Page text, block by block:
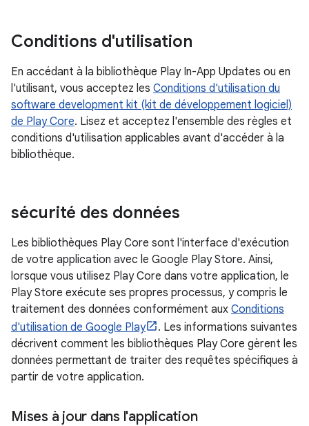
Conditions d'utilisation
En accédant à la bibliothèque Play In-App Updates ou en
l'utilisant, vous acceptez les Conditions d'utilisation du
software development kit (kit de développement logiciel)
de Play Core. Lisez et acceptez l'ensemble des règles et
conditions d'utilisation applicables avant d'accéder à la
bibliothèque.
sécurité des données
Les bibliothèques Play Core sont l'interface d'exécution
de votre application avec le Google Play Store. Ainsi,
lorsque vous utilisez Play Core dans votre application, le
Play Store exécute ses propres processus, y compris le
traitement des données conformément aux Conditions
d'utilisation de Google Play
. Les informations suivantes
décrivent comment les bibliothèques Play Core gèrent les
données permettant de traiter des requêtes spécifiques à
partir de votre application.
Mises à jour dans l'application